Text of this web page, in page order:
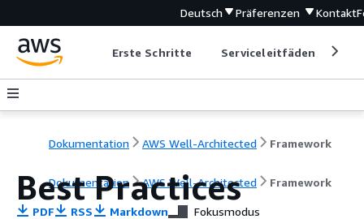
Deutsch Präferenzen Kontakt
Erste Schritte Serviceleitfäden
Dokumentation AWS Well-Architected Framework
Dokumentation AWS Well-Architected Framework
Best Practices
PDF RSS Markdown Fokusmodus